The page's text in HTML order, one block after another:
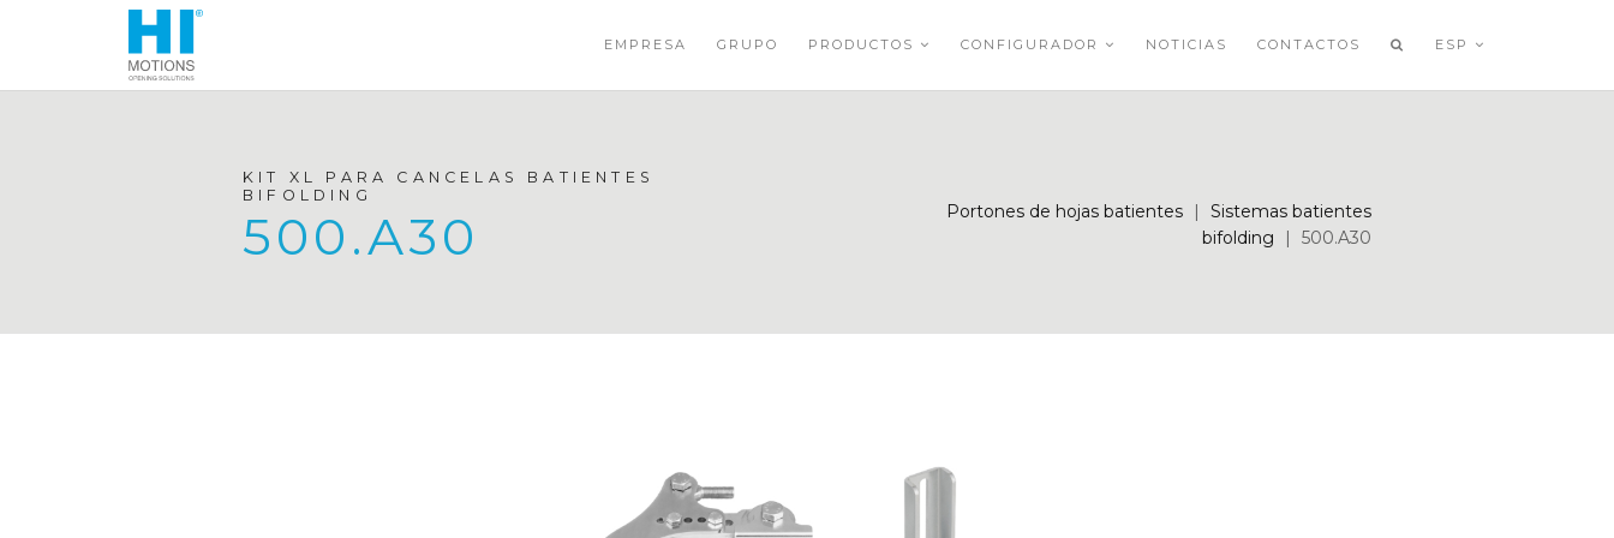
EMPRESA GRUPO PRODUCTOS CONFIGURADOR NOTICIAS CONTACTOS ESP
KIT XL PARA CANCELAS BATIENTES
BIFOLDING
500.A30 Portones de hojas batientes |
Sistemas batientes
bifolding
| 500.A30